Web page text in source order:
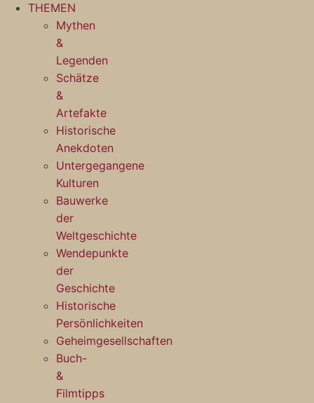
THEMEN
Mythen
&
Legenden
Schätze
&
Artefakte
Historische
Anekdoten
Untergegangene
Kulturen
Bauwerke
der
Weltgeschichte
Wendepunkte
der
Geschichte
Historische
Persönlichkeiten
Geheimgesellschaften
Buch-
&
Filmtipps